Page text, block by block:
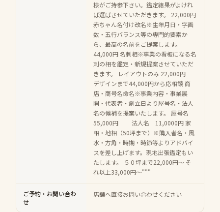
様がご持参下さい。鑑定結果がよけれ
ば選ばさせていただきます。 22,000円
赤ちゃん名付け改名※生年月日・字画
数・五行バランス等の専門的要素か
ら、最高の名前をご提案します。
44,000円 名刺相※事業の看板になる名
刺の相を鑑定・新規提案させていただ
きます。 レイアウトのみ 22,000円
デザインまで44,000円から応相談 商
店・商号名命名※事業内容・事業展
開・代表者・創立日より屋号名・法人
名の候補を提案いたします。 屋号名
55,000円 法人名 11,0000円 家
相・地相（50坪まで）※購入者名・風
水・方角・時期・時節等よりアドバイ
スを差し上げます。現地出張鑑定もい
たします。 ５０坪まで22,000円～ そ
れ以上33,000円～"""
ご予約・お問い合わ
せ
店舗へ直接お問い合わせください